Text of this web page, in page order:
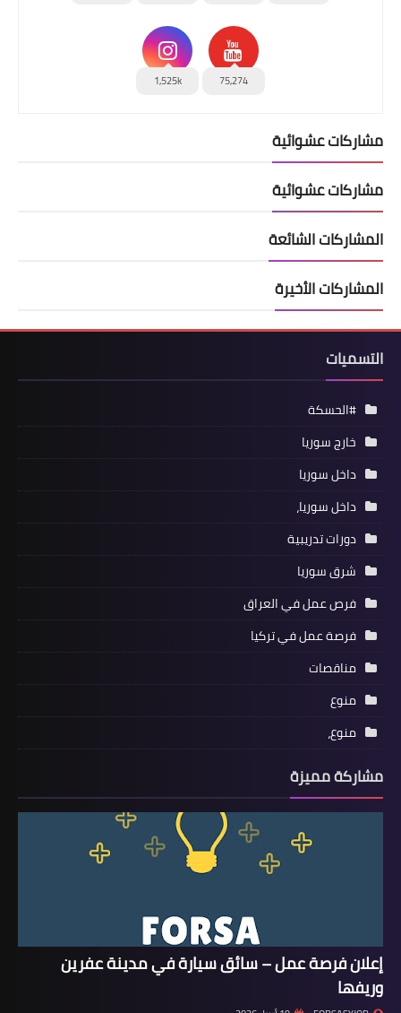
75,274
1,525k
مشاركات عشوائية
مشاركات عشوائية
المشاركات الشائعة
المشاركات الأخيرة
التسميات
#الحسكة
خارج سوريا
داخل سوريا
داخل سوريا،
دورات تدريبية
شرق سوريا
فرص عمل في العراق
فرصة عمل في تركيا
مناقصات
منوع
منوع،
مشاركة مميزة
إعلان فرصة عمل – سائق سيارة في مدينة عفرين
وريفها